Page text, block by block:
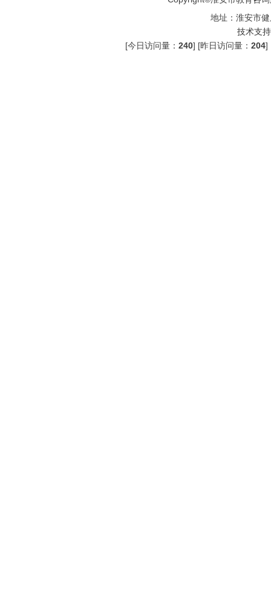
地址：淮安市
技术支
[今日访问量：240] [昨日访问量：204]